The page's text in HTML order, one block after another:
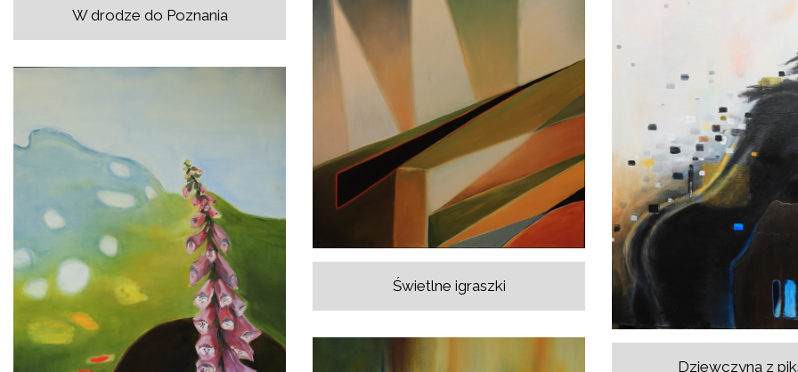
W drodze do Poznania
Świetlne igraszki
Dziewczyna z